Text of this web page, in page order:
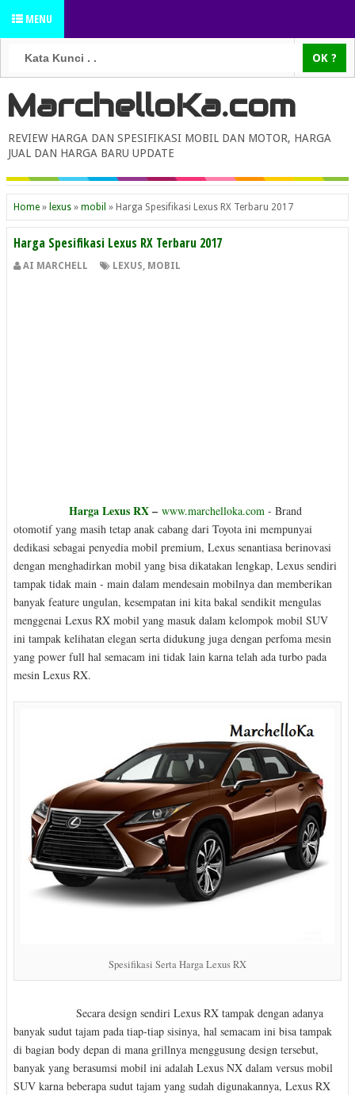
MENU
MarchelloKa.com
REVIEW HARGA DAN SPESIFIKASI MOBIL DAN MOTOR, HARGA
JUAL DAN HARGA BARU UPDATE
Home » lexus » mobil » Harga Spesifikasi Lexus RX Terbaru 2017
Harga Spesifikasi Lexus RX Terbaru 2017
AI MARCHELL LEXUS MOBIL
Harga Lexus RX– www.marchelloka.com - Brand
otomotif yang masih tetap anak cabang dari Toyota ini mempunyai
dedikasi sebagai penyedia mobil premium, Lexus senantiasa berinovasi
dengan menghadirkan mobil yang bisa dikatakan lengkap, Lexus sendiri
tampak tidak main - main dalam mendesain mobilnya dan memberikan
banyak feature ungulan, kesempatan ini kita bakal sendikit mengulas
menggenai Lexus RX mobil yang masuk dalam kelompok mobil SUV
ini tampak kelihatan elegan serta didukung juga dengan perfoma mesin
yang power full hal semacam ini tidak lain karna telah ada turbo pada
mesin Lexus RX.
Spesifikasi Serta Harga Lexus RX
Secara design sendiri Lexus RX tampak dengan adanya
banyak sudut tajam pada tiap-tiap sisinya, hal semacam ini bisa tampak
di bagian body depan di mana grillnya menggusung design tersebut,
banyak yang berasumsi mobil ini adalah Lexus NX dalam versus mobil
SUV karna beberapa sudut tajam yang sudah digunakannya, Lexus RX